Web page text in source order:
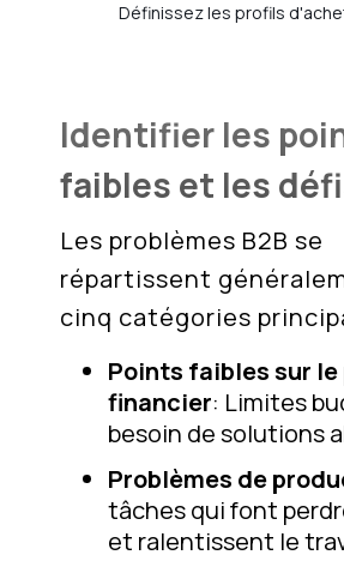
Définissez les profils
Identifier les
faibles et les
Les problèmes B2B se
répartissent
cinq catégories
Points faibles sur le
financier: Limites
besoin de solutions
Problèmes de
tâches qui font
et ralentissent le